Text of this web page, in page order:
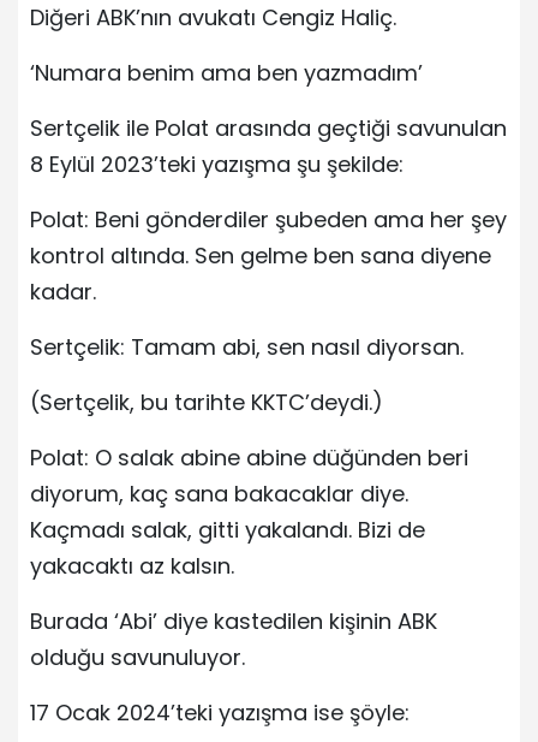
Diğeri ABK’nın avukatı Cengiz Haliç.
‘Numara benim ama ben yazmadım’
Sertçelik ile Polat arasında geçtiği savunulan
8 Eylül 2023’teki yazışma şu şekilde:
Polat: Beni gönderdiler şubeden ama her şey
kontrol altında. Sen gelme ben sana diyene
kadar.
Sertçelik: Tamam abi, sen nasıl diyorsan.
(Sertçelik, bu tarihte KKTC’deydi.)
Polat: O salak abine abine düğünden beri
diyorum, kaç sana bakacaklar diye.
Kaçmadı salak, gitti yakalandı. Bizi de
yakacaktı az kalsın.
Burada ‘Abi’ diye kastedilen kişinin ABK
olduğu savunuluyor.
17 Ocak 2024’teki yazışma ise şöyle: